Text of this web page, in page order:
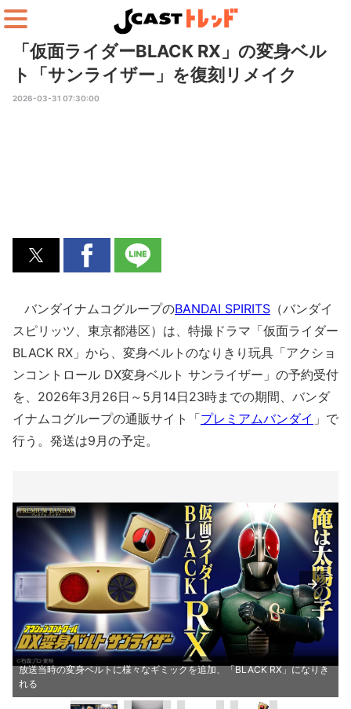
「仮面ライダーBLACK RX」の変身ベル
ト「サンライザー」を復刻リメイク
2026-03-31 07:30:00
バンダイナムコグループのBANDAI SPIRITS （バンダイ
スピリッツ、東京都港区）は、特撮ドラマ「仮面ライダー
BLACK RX」から、変身ベルトのなりきり玩具「アクショ
ンコントロール DX変身ベルト サンライザー」の予約受付
を、2026年3月26日～5月14日23時までの期間、バンダ
イナムコグループの通販サイト「プレミアムバンダイ 」で
行う。発送は9月の予定。
放送当時の変身ベルトに様々なギミックを追加、「BLACK RX」になりき
れる